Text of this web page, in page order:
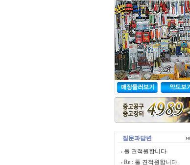
질문과답변
툴 견적원합니다.
Re : 툴 견적원합니다.